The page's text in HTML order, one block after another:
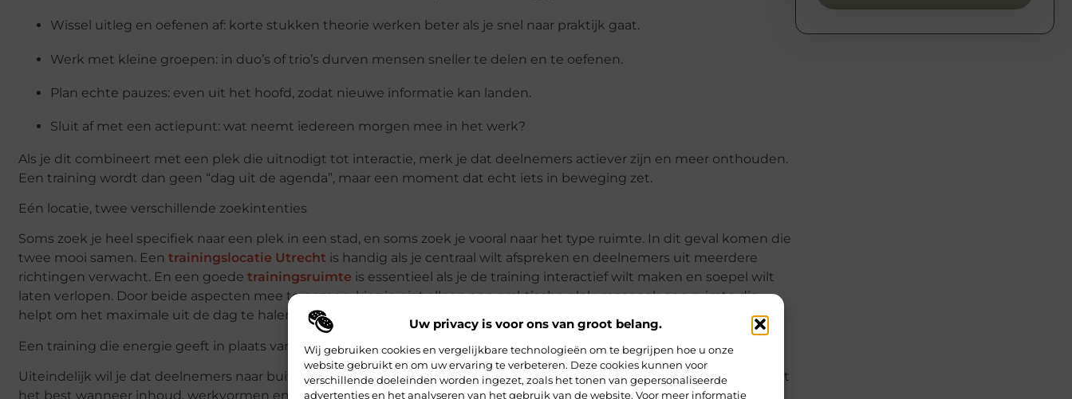
Uw privacy is voor ons van groot belang.
Wij gebruiken cookies en vergelijkbare technologieën om te begrijpen hoe u onze
website gebruikt en om uw ervaring te verbeteren. Deze cookies kunnen voor
verschillende doeleinden worden ingezet, zoals het tonen van gepersonaliseerde
advertenties en het analyseren van het gebruik van de website. Voor meer informatie
Wissel uitleg en oefenen af: korte stukken theorie werken beter als je snel naar praktijk gaat.
Werk met kleine groepen: in duo’s of trio’s durven mensen sneller te delen en te oefenen.
Plan echte pauzes: even uit het hoofd, zodat nieuwe informatie kan landen.
Sluit af met een actiepunt: wat neemt iedereen morgen mee in het werk?
Als je dit combineert met een plek die uitnodigt tot interactie, merk je dat deelnemers actiever zijn en meer onthouden.
Een training wordt dan geen “dag uit de agenda”, maar een moment dat echt iets in beweging zet.
Eén locatie, twee verschillende zoekintenties
Soms zoek je heel specifiek naar een plek in een stad, en soms zoek je vooral naar het type ruimte. In dit geval komen die
twee mooi samen. Een trainingslocatie Utrecht is handig als je centraal wilt afspreken en deelnemers uit meerdere
richtingen verwacht. En een goede trainingsruimte is essentieel als je de training interactief wilt maken en soepel wilt
laten verlopen. Door beide aspecten mee te nemen, kies je niet alleen een praktische plek, maar ook een ruimte die
helpt om het maximale uit de dag te halen.
Een training die energie geeft in plaats van kost
Uiteindelijk wil je dat deelnemers naar buiten lopen met nieuwe inzichten én zin om ermee aan de slag te gaan. Dat lukt
het best wanneer inhoud, werkvormen en omgeving elkaar versterken. Een fijne ruimte zorgt voor rust, comfort en